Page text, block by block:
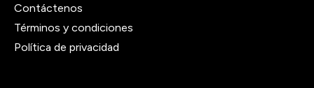
Contáctenos
Términos y condiciones
Política de privacidad